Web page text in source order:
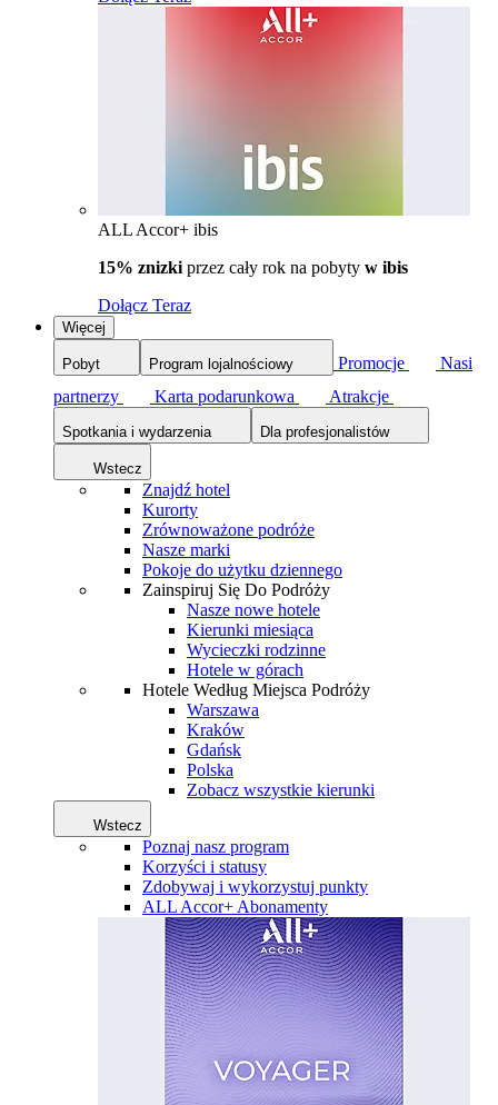
ALL Accor+ ibis
15% znizki przez cały rok na pobyty w ibis
Dołącz Teraz
Więcej
Pobyt Program lojalnościowy Promocje
Nasi
partnerzy
Karta podarunkowa Atrakcje
Spotkania i wydarzenia Dla profesjonalistów
Wstecz
Znajdź hotel
Kurorty
Zrównoważone podróże
Nasze marki
Pokoje do użytku dziennego
Zainspiruj Się Do Podróży
Nasze nowe hotele
Kierunki miesiąca
Wycieczki rodzinne
Hotele w górach
Hotele Według Miejsca Podróży
Warszawa
Kraków
Gdańsk
Polska
Zobacz wszystkie kierunki
Wstecz
Poznaj nasz program
Korzyści i statusy
Zdobywaj i wykorzystuj punkty
ALL Accor+ Abonamenty